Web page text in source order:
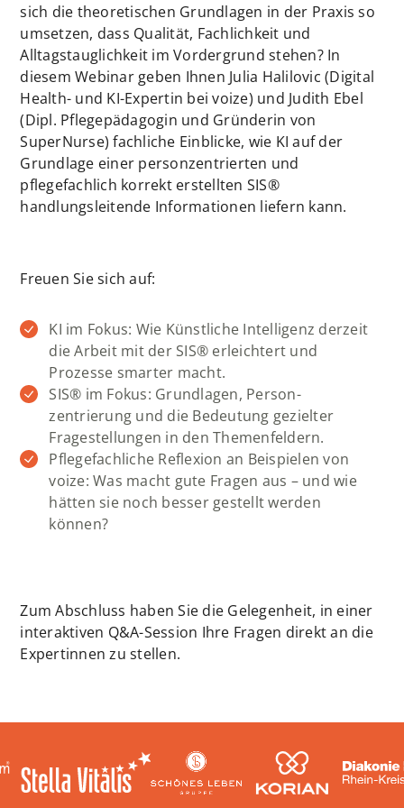
sich die theoretischen Grundlagen in der Praxis so
umsetzen, dass Qualität, Fachlichkeit und
Alltagstauglichkeit im Vordergrund stehen? In
diesem Webinar geben Ihnen Julia Halilovic (Digital
Health- und KI-Expertin bei voize) und Judith Ebel
(Dipl. Pflegepädagogin und Gründerin von
SuperNurse) fachliche Einblicke, wie KI auf der
Grundlage einer personzentrierten und
pflegefachlich korrekt erstellten SIS®
handlungsleitende Informationen liefern kann.
Freuen Sie sich auf:
KI im Fokus: Wie Künstliche Intelligenz derzeit
die Arbeit mit der SIS® erleichtert und
Prozesse smarter macht.
SIS® im Fokus: Grundlagen, Person-
zentrierung und die Bedeutung gezielter
Fragestellungen in den Themenfeldern.
Pflegefachliche Reflexion an Beispielen von
voize: Was macht gute Fragen aus – und wie
hätten sie noch besser gestellt werden
können?
Zum Abschluss haben Sie die Gelegenheit, in einer
interaktiven Q&A-Session Ihre Fragen direkt an die
Expertinnen zu stellen.